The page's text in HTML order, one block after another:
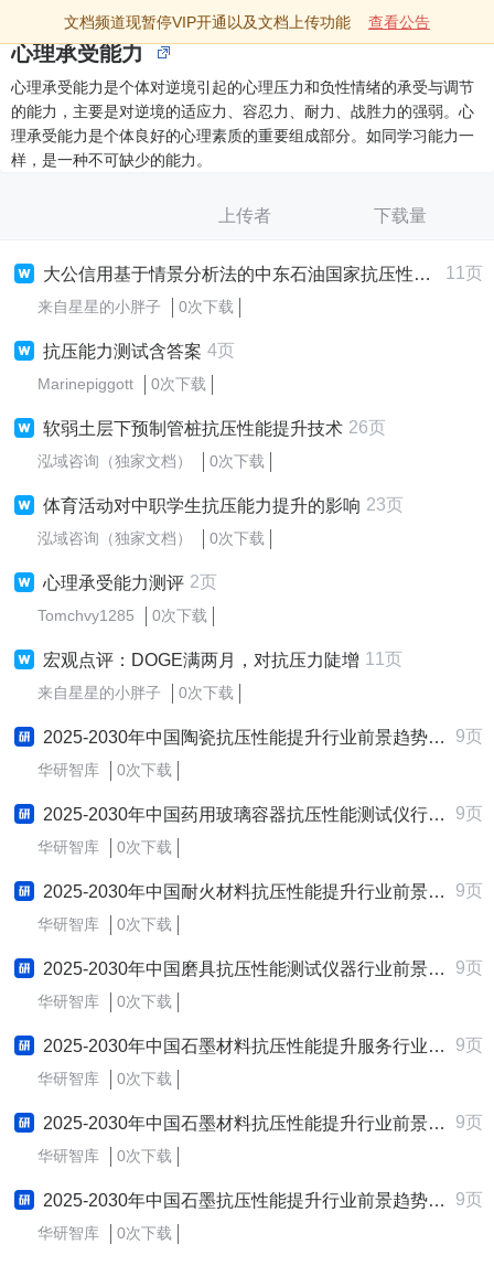
文档频道现暂停VIP开通以及文档上传功能 查看公告
心理承受能力
心理承受能力是个体对逆境引起的心理压力和负性情绪的承受与调节
的能力，主要是对逆境的适应力、容忍力、耐力、战胜力的强弱。心
理承受能力是个体良好的心理素质的重要组成部分。如同学习能力一
样，是一种不可缺少的能力。
上传者 下载量
大公信用基于情景分析法的中东石油国家抗压性评估 11页
来自星星的小胖子 0次下载
抗压能力测试含答案 4页
Marinepiggott 0次下载
软弱土层下预制管桩抗压性能提升技术 26页
泓域咨询（独家文档） 0次下载
体育活动对中职学生抗压能力提升的影响 23页
泓域咨询（独家文档） 0次下载
心理承受能力测评 2页
Tomchvy1285 0次下载
宏观点评：DOGE满两月，对抗压力陡增 11页
来自星星的小胖子 0次下载
2025-2030年中国陶瓷抗压性能提升行业前景趋势预测及发展战略咨询报告 9页
华研智库 0次下载
2025-2030年中国药用玻璃容器抗压性能测试仪行业前景趋势预测及发展战略咨询报告 9页
华研智库 0次下载
2025-2030年中国耐火材料抗压性能提升行业前景趋势预测及发展战略咨询报告 9页
华研智库 0次下载
2025-2030年中国磨具抗压性能测试仪器行业前景趋势预测及发展战略咨询报告 9页
华研智库 0次下载
2025-2030年中国石墨材料抗压性能提升服务行业前景趋势预测及发展战略咨询报告 9页
华研智库 0次下载
2025-2030年中国石墨材料抗压性能提升行业前景趋势预测及发展战略咨询报告 9页
华研智库 0次下载
2025-2030年中国石墨抗压性能提升行业前景趋势预测及发展战略咨询报告 9页
华研智库 0次下载